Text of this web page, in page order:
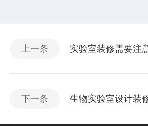
上一条 实验室装修需要注
下一条 生物实验室设计装